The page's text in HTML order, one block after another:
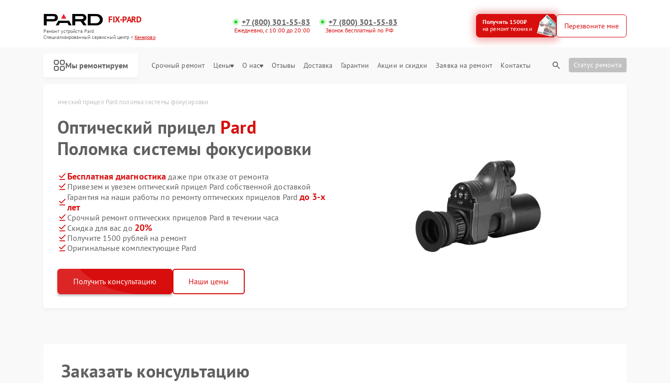
FIX-PARD
Ремонт устройств Pard
Специализированный cервисный центр г.Кемерово
+7 (800) 301-55-83
Ежедневно, с 10:00 до 20:00
+7 (800) 301-55-83
Звонок бесплатный по РФ
Получить 1500₽
на ремонт техники
Перезвоните мне
Мы ремонтируем Срочный ремонт Цены О нас Отзывы Доставка Гарантии Акции и скидки Заявка на ремонт Контакты Статус ремонта
Оптический прицел Pard поломка системы фокусировки
Оптический прицел Pard
Поломка системы фокусировки
Бесплатная диагностика даже при отказе от ремонта
Привезем и увезем оптический прицел Pard собственной доставкой
Гарантия на наши работы по ремонту оптических прицелов Pard до 3-х
лет
Срочный ремонт оптических прицелов Pard в течении часа
Скидка для вас до 20%
Получите 1500 рублей на ремонт
Оригинальные комплектующие Pard
Получить консультацию Наши цены
Заказать консультацию